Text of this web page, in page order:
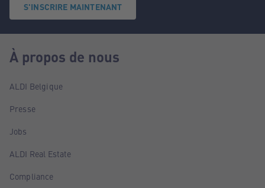
S'INSCRIRE MAINTENANT
À propos de nous
ALDI Belgique
Presse
Jobs
ALDI Real Estate
Compliance